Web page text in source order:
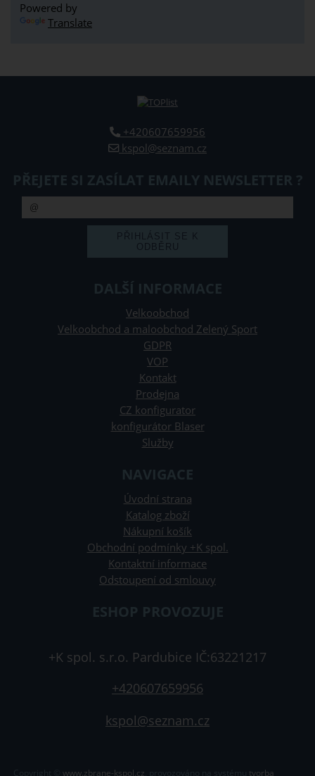
Powered by
Translate
+420607659956
kspol@seznam.cz
PŘEJETE SI ZASÍLAT EMAILY NEWSLETTER ?
DALŠÍ INFORMACE
Velkoobchod
Velkoobchod a maloobchod Zelený Sport
GDPR
VOP
Kontakt
Prodejna
CZ konfigurator
konfigurátor Blaser
Služby
NAVIGACE
Úvodní strana
Katalog zboží
Nákupní košík
Obchodní podmínky +K spol.
Kontaktní informace
Odstoupení od smlouvy
ESHOP PROVOZUJE
+K spol. s.r.o. Pardubice IČ:63221217
+420607659956
kspol@seznam.cz
Copyright © www.zbrane-kspol.cz tvorba